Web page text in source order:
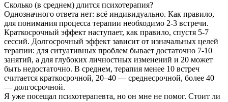
Сколько (в среднем) длится психотерапия?
Однозначного ответа нет: всё индивидуально. Как правило,
для понимания процесса терапии необходимо 2-3 встречи.
Краткосрочный эффект наступает, как правило, спустя 5-7
сессий. Долгосрочный эффект зависит от изначальных целей
терапии: для ситуативных проблем бывает достаточно 7-10
занятий, а для глубоких личностных изменений и 20 может
быть недостаточно. В среднем, терапия менее 10 встреч
считается краткосрочной, 20–40 — среднесрочной, более 40
— долгосрочной.
Я уже посещал психотерапевта, но он мне не помог. Стоит ли